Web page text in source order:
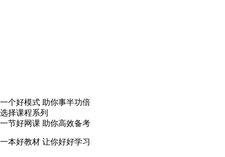
一个好模式 助你事半功倍
选择课程系列
一节好网课 助你高效备考
一本好教材 让你好好学习